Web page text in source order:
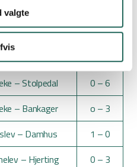
valgte– Himmelev
– Vor Frue
3 – 2
– Herredsåsen
2 – 1
– Stolpedal
0 – 6
– Bankager
o – 3
– Damhus
1 – 0
– Hjerting
0 – 3